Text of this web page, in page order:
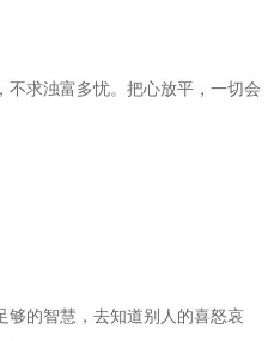
求浊富多忧。把心放平，一切会
够的智慧，去知道别人的喜怒哀